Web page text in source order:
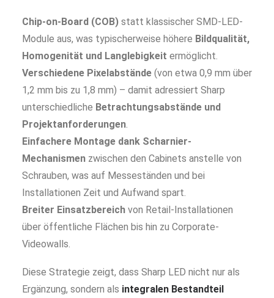
Chip-on-Board (COB) statt klassischer SMD-LED-
Module aus, was typischerweise höhere Bildqualität,
Homogenität und Langlebigkeit ermöglicht.
Verschiedene Pixelabstände (von etwa 0,9 mm über
1,2 mm bis zu 1,8 mm) – damit adressiert Sharp
unterschiedliche Betrachtungsabstände und
Projektanforderungen.
Einfachere Montage dank Scharnier-
Mechanismen zwischen den Cabinets anstelle von
Schrauben, was auf Messeständen und bei
Installationen Zeit und Aufwand spart.
Breiter Einsatzbereich von Retail-Installationen
über öffentliche Flächen bis hin zu Corporate-
Videowalls.
Diese Strategie zeigt, dass Sharp LED nicht nur als
Ergänzung, sondern als integralen Bestandteil